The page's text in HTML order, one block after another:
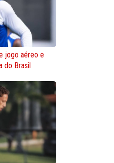
jogo aéreo e
do Brasil